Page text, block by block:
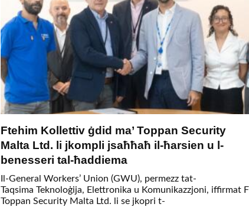
Ftehim Kollettiv ġdid ma’ Toppan Security
Malta Ltd. li jkompli jsaħħaħ il-ħarsien u l-
benesseri tal-ħaddiema
Il-General Workers’ Union (GWU), permezz tat-
Taqsima Teknoloġija, Elettronika u Komunikazzjoni, iffirmat
Toppan Security Malta Ltd. li se jkopri t-